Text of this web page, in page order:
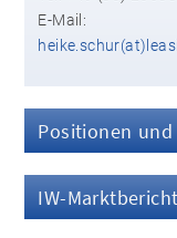
E-Mail:
Positionen und
IW-